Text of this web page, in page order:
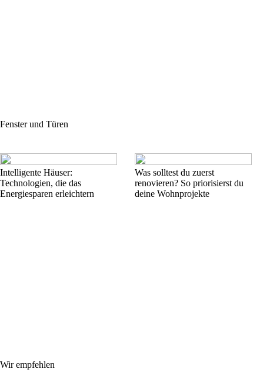
Fenster und Türen
Intelligente Häuser:
Technologien, die das
Energiesparen erleichtern
Was solltest du zuerst
renovieren? So priorisierst du
deine Wohnprojekte
Wir empfehlen